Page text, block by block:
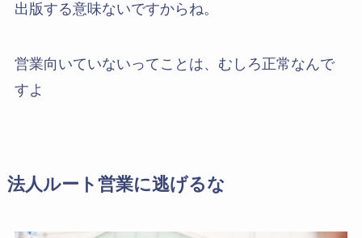
出版する意味ないですからね。
営業向いていないってことは、むしろ正常なんで
すよ
法人ルート営業に逃げるな